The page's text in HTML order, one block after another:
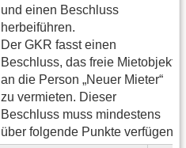
und einen Beschluss
herbeiführen.
Der GKR fasst einen
Beschluss, das freie Mietobjekt
an die Person „Neuer Mieter“
zu vermieten. Dieser
Beschluss muss mindestens
über folgende Punkte verfügen: